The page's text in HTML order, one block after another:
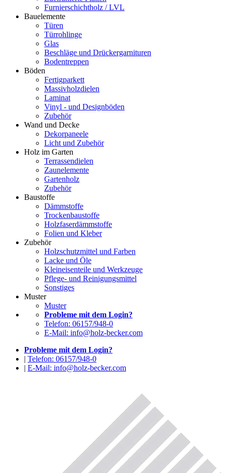
Furnierschichtholz / LVL
Bauelemente
Türen
Türrohlinge
Glas
Beschläge und Drückergarnituren
Bodentreppen
Böden
Fertigparkett
Massivholzdielen
Laminat
Vinyl - und Designböden
Zubehör
Wand und Decke
Dekorpaneele
Licht und Zubehör
Holz im Garten
Terrassendielen
Zaunelemente
Gartenholz
Zubehör
Baustoffe
Dämmstoffe
Trockenbaustoffe
Holzfaserdämmstoffe
Folien und Kleber
Zubehör
Holzschutzmittel und Farben
Lacke und Öle
Kleineisenteile und Werkzeuge
Pflege- und Reinigungsmittel
Sonstiges
Muster
Muster
Probleme mit dem Login?
Telefon: 06157/948-0
E-Mail: info@holz-becker.com
Probleme mit dem Login?
| Telefon: 06157/948-0
| E-Mail: info@holz-becker.com